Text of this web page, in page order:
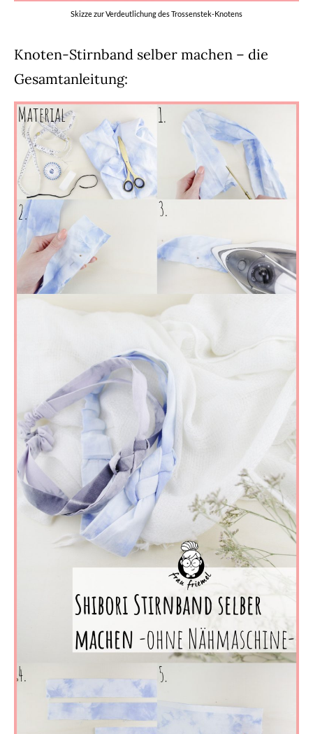
Skizze zur Verdeutlichung des Trossenstek-Knotens
Knoten-Stirnband selber machen – die
Gesamtanleitung: